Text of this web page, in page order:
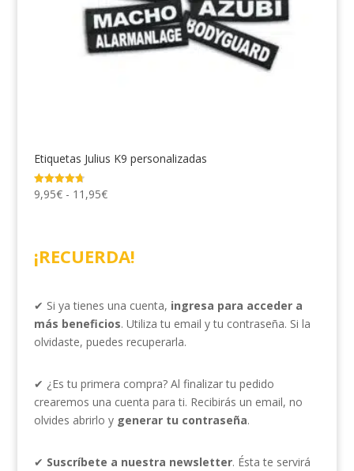
Etiquetas Julius K9 personalizadas
Valorado
con
9,95€ - 11,95€Rango
desde
9,95€
11,95€
¡RECUERDA!
✔ Si ya tienes una cuenta, ingresa para acceder a
más beneficios. Utiliza tu email y tu contraseña. Si la
olvidaste, puedes recuperarla.
✔ ¿Es tu primera compra? Al finalizar tu pedido
crearemos una cuenta para ti. Recibirás un email, no
olvides abrirlo y generar tu contraseña.
✔ Suscríbete a nuestra newsletter. Ésta te servirá